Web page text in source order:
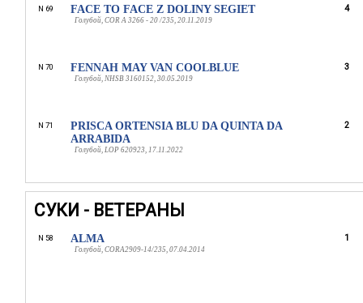
N 69 FACE TO FACE Z DOLINY SEGIET
Голубой, COR A 3266 - 20 /235, 20.11.2019
4
N 70 FENNAH MAY VAN COOLBLUE
Голубой, NHSB 3160152, 30.05.2019
3
N 71
PRISCA ORTENSIA BLU DA QUINTA DA
ARRABIDA
Голубой, LOP 620923, 17.11.2022
2
СУКИ - ВЕТЕРАНЫ
N 58 ALMA
Голубой, CORA2909-14/235, 07.04.2014
1